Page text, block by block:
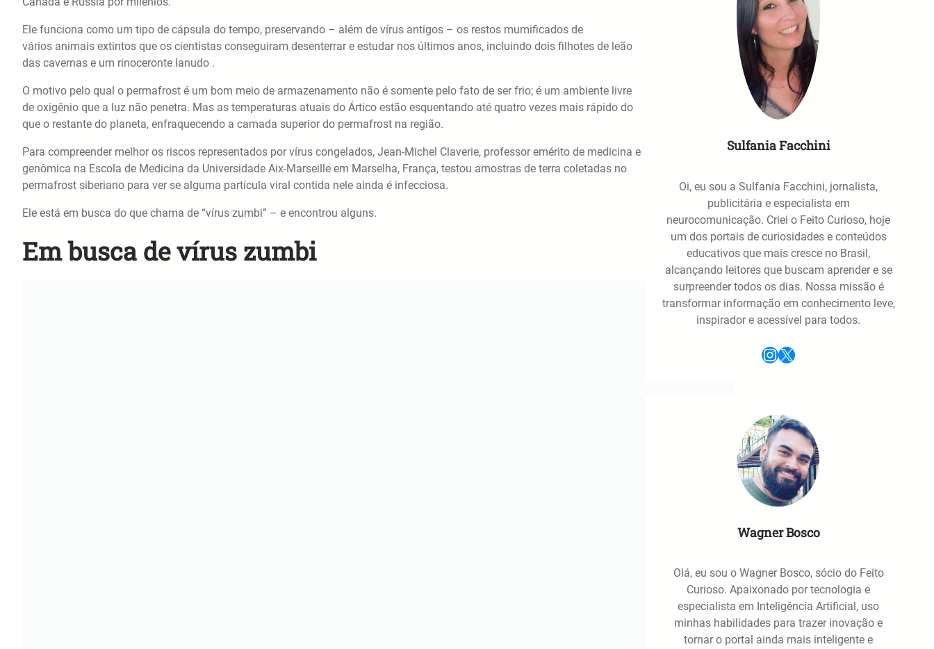
Ele funciona como um tipo de cápsula do tempo, preservando – além de vírus antigos – os restos mumificados de
vários animais extintos que os cientistas conseguiram desenterrar e estudar nos últimos anos, incluindo dois filhotes de leão
das cavernas e um rinoceronte lanudo .
O motivo pelo qual o permafrost é um bom meio de armazenamento não é somente pelo fato de ser frio; é um ambiente livre
de oxigênio que a luz não penetra. Mas as temperaturas atuais do Ártico estão esquentando até quatro vezes mais rápido do
que o restante do planeta, enfraquecendo a camada superior do permafrost na região.
Para compreender melhor os riscos representados por vírus congelados, Jean-Michel Claverie, professor emérito de medicina e
genômica na Escola de Medicina da Universidade Aix-Marseille em Marselha, França, testou amostras de terra coletadas no
permafrost siberiano para ver se alguma partícula viral contida nele ainda é infecciosa.
Ele está em busca do que chama de “vírus zumbi” – e encontrou alguns.
Em busca de vírus zumbi
Sulfania Facchini
Oi, eu sou a Sulfania Facchini, jornalista,
publicitária e especialista em
neurocomunicação. Criei o Feito Curioso, hoje
um dos portais de curiosidades e conteúdos
educativos que mais cresce no Brasil,
alcançando leitores que buscam aprender e se
surpreender todos os dias. Nossa missão é
transformar informação em conhecimento leve,
inspirador e acessível para todos.
InstagramX
Wagner Bosco
Olá, eu sou o Wagner Bosco, sócio do Feito
Curioso. Apaixonado por tecnologia e
especialista em Inteligência Artificial, uso
minhas habilidades para trazer inovação e
tornar o portal ainda mais inteligente e